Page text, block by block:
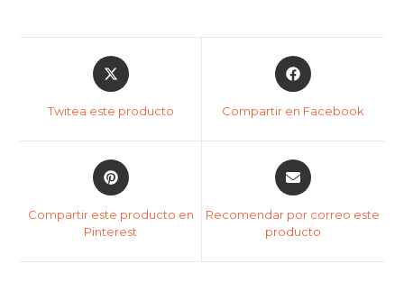
Twitea este producto Compartir en Facebook
Compartir este producto en
Pinterest
Recomendar por correo este
producto